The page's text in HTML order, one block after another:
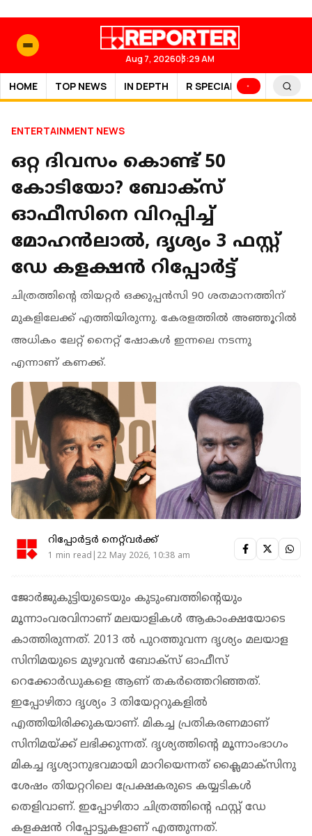
Aug 7, 202603:29 AM
HOME TOP NEWS IN DEPTH R SPECIAL SPORTS
ENTERTAINMENT NEWS
ഒറ്റ ദിവസം കൊണ്ട് 50
കോടിയോ? ബോക്സ്
ഓഫീസിനെ വിറപ്പിച്ച്
മോഹൻലാൽ, ദൃശ്യം 3 ഫസ്റ്റ്
ഡേ കളക്ഷൻ റിപ്പോർട്ട്
ചിത്രത്തിന്‍റെ തിയറ്റര്‍ ഒക്കുപ്പന്‍സി 90 ശതമാനത്തിന്
മുകളിലേക്ക് എത്തിയിരുന്നു. കേരളത്തില്‍ അഞ്ഞൂറില്‍
അധികം ലേറ്റ് നൈറ്റ് ഷോകള്‍ ഇന്നലെ നടന്നു
എന്നാണ് കണക്ക്.
റിപ്പോർട്ടർ നെറ്റ്‌വര്‍ക്ക്‌
1 min read|22 May 2026, 10:38 am
ജോർജുകുട്ടിയുടെയും കുടുംബത്തിന്റെയും
മൂന്നാംവരവിനാണ് മലയാളികൾ ആകാംക്ഷയോടെ
കാത്തിരുന്നത്. 2013 ൽ പുറത്തുവന്ന ദൃശ്യം മലയാള
സിനിമയുടെ മുഴുവൻ ബോക്സ് ഓഫീസ്
റെക്കോർഡുകളെ ആണ് തകർത്തെറിഞ്ഞത്.
ഇപ്പോഴിതാ ദൃശ്യം 3 തിയേറ്ററുകളിൽ
എത്തിയിരിക്കുകയാണ്. മികച്ച പ്രതികരണമാണ്
സിനിമയ്ക്ക് ലഭിക്കുന്നത്. ദൃശ്യത്തിന്റെ മൂന്നാംഭാഗം
മികച്ച ദൃശ്യാനുഭവമായി മാറിയെന്നത് ക്ലൈമാക്സിനു
ശേഷം തിയറ്ററിലെ പ്രേക്ഷകരുടെ കയ്യടികൾ
തെളിവാണ്. ഇപ്പോഴിതാ ചിത്രത്തിന്റെ ഫസ്റ്റ് ഡേ
കളക്ഷൻ റിപ്പോട്ടുകളാണ് എത്തുന്നത്.